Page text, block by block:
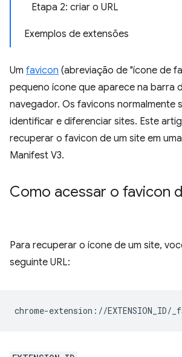
Etapa 2: criar o URL
Exemplos de extensões
Um favicon (abreviação de "ícone de
pequeno ícone que aparece na barra
navegador. Os favicons normalmente
identificar e diferenciar sites. Este
recuperar o favicon de um site em
Manifest V3.
Como acessar o favicon
Para recuperar o ícone de um site,
seguinte URL: